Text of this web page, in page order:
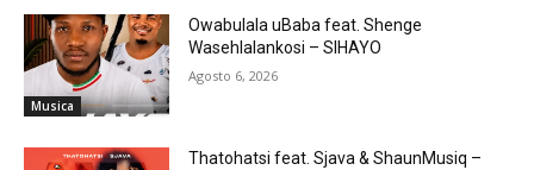
Musica
Owabulala uBaba feat. Shenge
Wasehlalankosi – SIHAYO
Agosto 6, 2026
Thatohatsi feat. Sjava & ShaunMusiq –